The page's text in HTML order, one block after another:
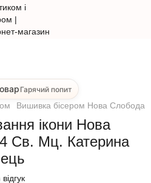
Гарячий попит
Вишивка бісером Нова Слобода
ікони Нова
Св. Мц. Катерина